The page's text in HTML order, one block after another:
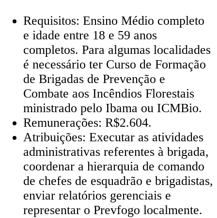
Requisitos: Ensino Médio completo
e idade entre 18 e 59 anos
completos. Para algumas localidades
é necessário ter Curso de Formação
de Brigadas de Prevenção e
Combate aos Incêndios Florestais
ministrado pelo Ibama ou ICMBio.
Remunerações: R$2.604.
Atribuições: Executar as atividades
administrativas referentes à brigada,
coordenar a hierarquia de comando
de chefes de esquadrão e brigadistas,
enviar relatórios gerenciais e
representar o Prevfogo localmente.